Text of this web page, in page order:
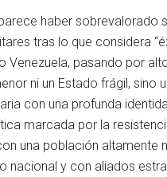
haber sobrevalorado
tras lo que considera
Venezuela, pasando por
ni un Estado frágil, sino
con una profunda
marcada por la
una población altamente
nacional y con aliados